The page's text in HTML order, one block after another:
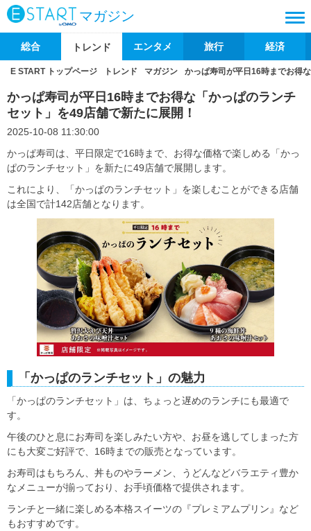
マガジン
総合 トレンド エンタメ 旅行 経済
E START トップページ トレンド マガジン かっぱ寿司が平日16時までお得
かっぱ寿司が平日16時までお得な「かっぱのランチ
セット」を49店舗で新たに展開！
2025-10-08 11:30:00
かっぱ寿司は、平日限定で16時まで、お得な価格で楽しめる「かっ
ぱのランチセット」を新たに49店舗で展開します。
これにより、「かっぱのランチセット」を楽しむことができる店舗
は全国で計142店舗となります。
「かっぱのランチセット」の魅力
「かっぱのランチセット」は、ちょっと遅めのランチにも最適で
す。
午後のひと息にお寿司を楽しみたい方や、お昼を逃してしまった方
にも大変ご好評で、16時までの販売となっています。
お寿司はもちろん、丼ものやラーメン、うどんなどバラエティ豊か
なメニューが揃っており、お手頃価格で提供されます。
ランチと一緒に楽しめる本格スイーツの『プレミアムプリン』など
もおすすめです。